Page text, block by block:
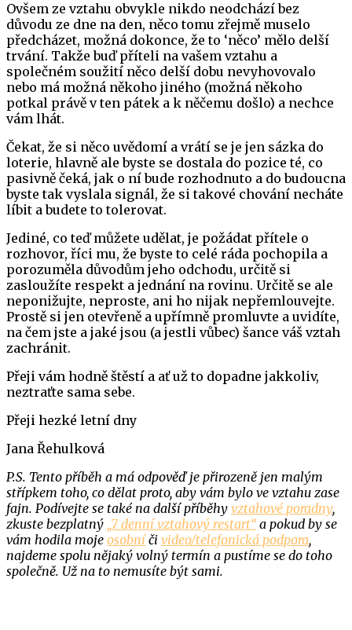
Ovšem ze vztahu obvykle nikdo neodchází bez
důvodu ze dne na den, něco tomu zřejmě muselo
předcházet, možná dokonce, že to ‘něco’ mělo delší
trvání. Takže buď příteli na vašem vztahu a
společném soužití něco delší dobu nevyhovovalo
nebo má možná někoho jiného (možná někoho
potkal právě v ten pátek a k něčemu došlo) a nechce
vám lhát.
Čekat, že si něco uvědomí a vrátí se je jen sázka do
loterie, hlavně ale byste se dostala do pozice té, co
pasivně čeká, jak o ní bude rozhodnuto a do budoucna
byste tak vyslala signál, že si takové chování necháte
líbit a budete to tolerovat.
Jediné, co teď můžete udělat, je požádat přítele o
rozhovor, říci mu, že byste to celé ráda pochopila a
porozuměla důvodům jeho odchodu, určitě si
zasloužíte respekt a jednání na rovinu. Určitě se ale
neponižujte, neproste, ani ho nijak nepřemlouvejte.
Prostě si jen otevřeně a upřímně promluvte a uvidíte,
na čem jste a jaké jsou (a jestli vůbec) šance váš vztah
zachránit.
Přeji vám hodně štěstí a ať už to dopadne jakkoliv,
neztraťte sama sebe.
Přeji hezké letní dny
Jana Řehulková
P.S. Tento příběh a má odpověď je přirozeně jen malým
střípkem toho, co dělat proto, aby vám bylo ve vztahu zase
fajn. Podívejte se také na další příběhy vztahové poradny,
zkuste bezplatný „7 denní vztahový restart“a pokud by se
vám hodila moje osobníči video/telefonická podpora,
najdeme spolu nějaký volný termín a pustíme se do toho
společně. Už na to nemusíte být sami.